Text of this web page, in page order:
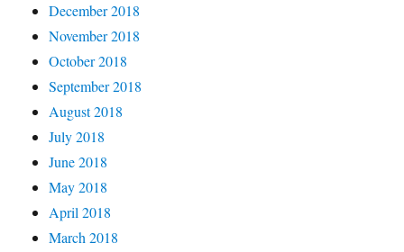
December 2018
November 2018
October 2018
September 2018
August 2018
July 2018
June 2018
May 2018
April 2018
March 2018